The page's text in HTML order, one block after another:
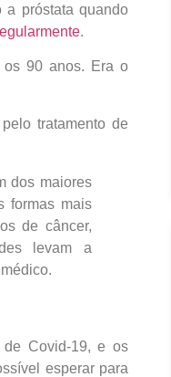
a próstata quando
.
os 90 anos. Era o
tratamento de
dos maiores
formas mais
de câncer,
levam a
Covid-19, e os
esperar para